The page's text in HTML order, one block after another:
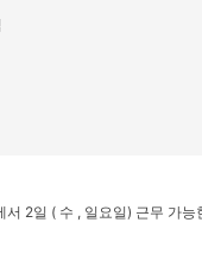
2일 ( 수 , 일요일) 근무 가능